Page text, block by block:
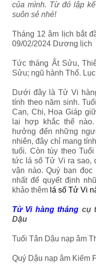
của mình. Từ đó lập
suôn sẻ nhé!
Tháng 12 âm lịch bắt
09/02/2024 Dương lịch
Tức tháng Ất Sửu,
Sửu; ngũ hành Thổ.
Dưới đây là Tử Vi
tính theo năm sinh.
Can, Chi, Hoa Giáp
lại hợp khắc thế
hưởng đến những
nhiên, đây chỉ mang
tuổi. Còn tùy theo
tức lá số Tử Vi ra sao,
vận nào. Quý bạn
nhất để quyết định
khảo thêm lá số Tử Vi
Tử Vi hàng tháng cụ
Dậu
Tuổi Tân Dậu nạp âm
Quý Dậu nạp âm Kiếm